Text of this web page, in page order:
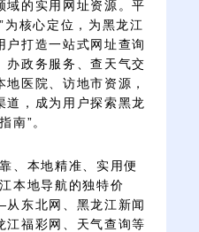
域的实用网址资源。平
为核心定位，为黑龙江
户打造一站式网址查询
办政务服务、查天气交
医院、访地市资源，
道，成为用户探索黑龙
南”。
、本地精准、实用便
本地导航的独特价
东北网、黑龙江新闻
江福彩网、天气查询等